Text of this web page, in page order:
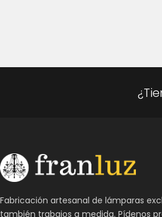
Fabricación artesanal de lámparas
también trabajos a medida. Pídenos